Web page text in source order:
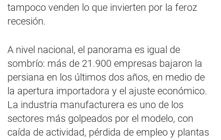
tampoco venden lo que invierten por la feroz
recesión.
A nivel nacional, el panorama es igual de
sombrío: más de 21.900 empresas bajaron la
persiana en los últimos dos años, en medio de
la apertura importadora y el ajuste económico.
La industria manufacturera es uno de los
sectores más golpeados por el modelo, con
caída de actividad, pérdida de empleo y plantas